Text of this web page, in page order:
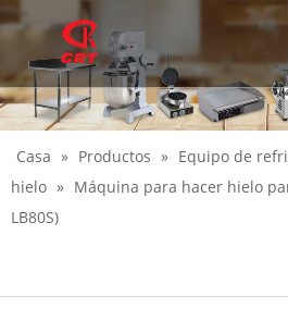
Casa » Productos » Equipo de
hielo » Máquina para hacer hielo
LB80S)